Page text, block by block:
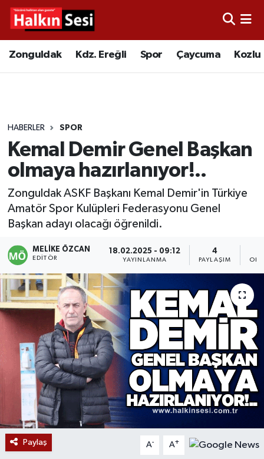
Zonguldak Kdz. Ereğli Spor Çaycuma Kozlu
HABERLER SPOR
Kemal Demir Genel Başkan
olmaya hazırlanıyor!..
Zonguldak ASKF Başkanı Kemal Demir'in Türkiye
Amatör Spor Kulüpleri Federasyonu Genel
Başkan adayı olacağı öğrenildi.
MELIKE ÖZCAN
EDITÖR
18.02.2025 - 09:12
YAYINLANMA
4
PAYLAŞIM
Paylaş A- A+
Video
Çaycuma
Alaplı
Asayiş
Bartın
Karabük
Devrek
Bolu
ÇEVRE
BİLİM VE TEKNOLOJİ
DUNYA
Düzce
Merkez Hava Durumu
Tüm Manşetler
Son Dakika Haberleri
Haber Arşivi